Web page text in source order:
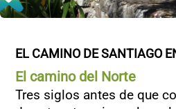
EL CAMINO DE SANTIAGO
El camino del Norte
Tres siglos antes de que